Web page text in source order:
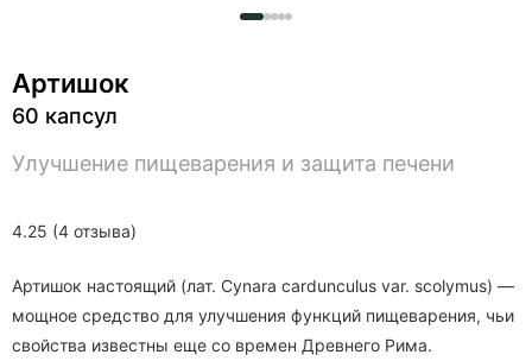
4.25 (4 отзыва)
Артишок
60 капсул
Улучшение пищеварения и защита печени
Артишок настоящий (лат. Cynara cardunculus var. scolymus) —
мощное средство для улучшения функций пищеварения, чьи
свойства известны еще со времен Древнего Рима.